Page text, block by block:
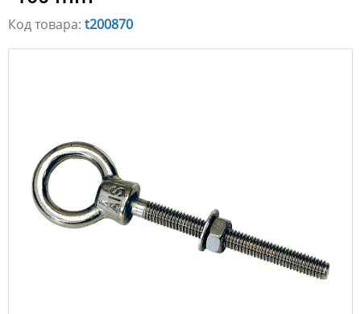
Код товара: t200870